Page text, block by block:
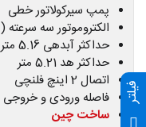
پمپ سیرکولاتور خطی
الکتروموتور سه سرعته (135/200/220 وات)
حداکثر آبدهی 5.16 متر مکعب در ساعت
حداکثر هد 5.21 متر
اتصال 2 اینچ فلنچی
فاصله ورودی و خروجی 200 میلی‌متر
ساخت چین
فیلتر